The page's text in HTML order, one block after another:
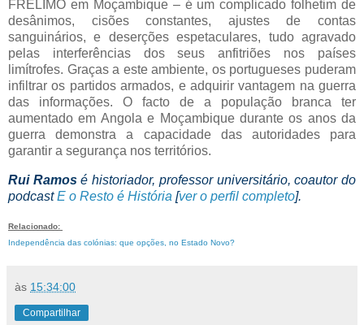
FRELIMO em Moçambique – é um complicado folhetim de
desânimos, cisões constantes, ajustes de contas
sanguinários, e deserções espetaculares, tudo agravado
pelas interferências dos seus anfitriões nos países
limítrofes. Graças a este ambiente, os portugueses puderam
infiltrar os partidos armados, e adquirir vantagem na guerra
das informações. O facto de a população branca ter
aumentado em Angola e Moçambique durante os anos da
guerra demonstra a capacidade das autoridades para
garantir a segurança nos territórios.
Rui Ramosé historiador, professor universitário, coautor do
podcastE o Resto é História [ver o perfil completo].
Relacionado:
Independência das colónias: que opções, no Estado Novo?
às 15:34:00
Compartilhar